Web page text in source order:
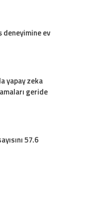
deneyimine ev
yapay zeka
geride
57.6